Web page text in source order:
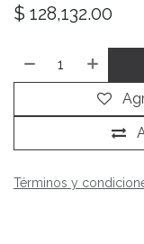
$ 128,132.00
Términos y